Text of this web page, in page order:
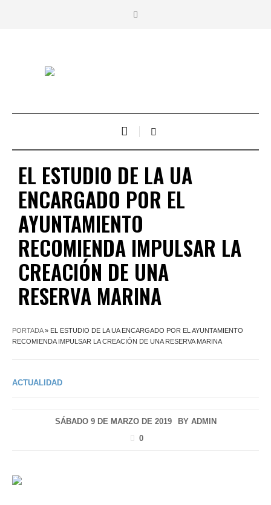
EL ESTUDIO DE LA UA
ENCARGADO POR EL
AYUNTAMIENTO
RECOMIENDA IMPULSAR LA
CREACIÓN DE UNA
RESERVA MARINA
PORTADA» EL ESTUDIO DE LA UA ENCARGADO POR EL AYUNTAMIENTO
RECOMIENDA IMPULSAR LA CREACIÓN DE UNA RESERVA MARINA
ACTUALIDAD
SÁBADO 9 DE MARZO DE 2019 BY ADMIN
0